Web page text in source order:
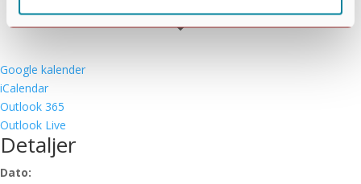
Google kalender
iCalendar
Outlook 365
Outlook Live
Detaljer
Dato: